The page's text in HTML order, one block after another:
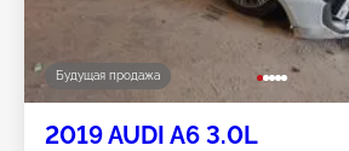
Будущая продажа
2019 AUDI A6 3.0L